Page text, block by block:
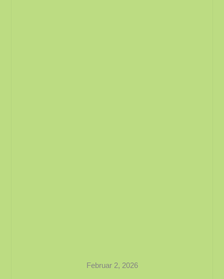
Februar 2, 2026